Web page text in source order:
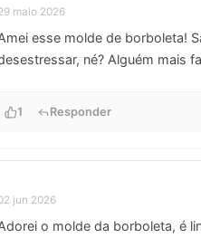
maio 2026
esse molde de borboleta!
né? Alguém mais
1 Responder
jun 2026
o molde da borboleta, é